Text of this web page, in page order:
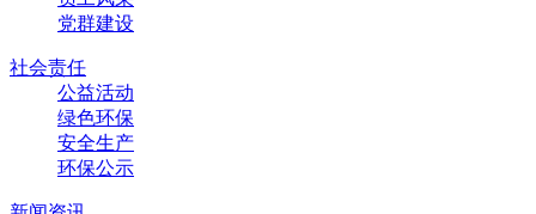
党群建设
社会责任
公益活动
绿色环保
安全生产
环保公示